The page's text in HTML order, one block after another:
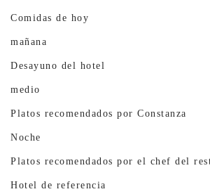
Comidas de hoy
mañana
Desayuno del hotel
medio
Platos recomendados por Constanza
Noche
Platos recomendados por el chef del
Hotel de referencia